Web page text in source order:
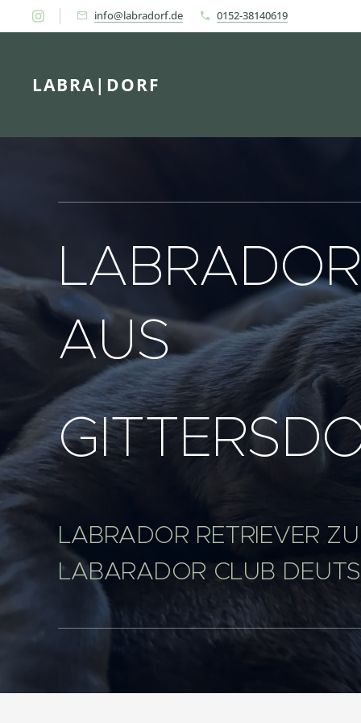
info@labradorf.de 0152-38140619
LABRA|DORF
AUS
LABRADOR RETRIEVER
LABARADOR CLUB